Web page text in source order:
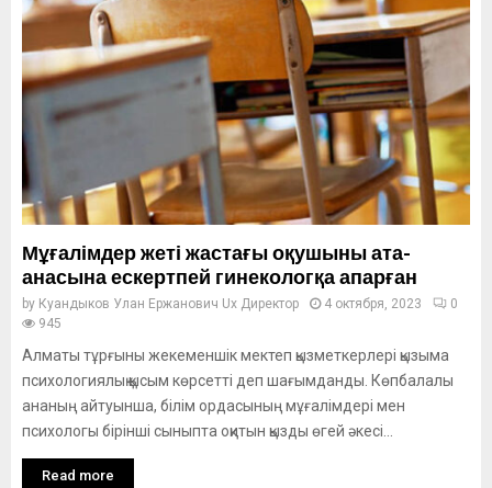
Мұғалімдер жеті жастағы оқушыны ата-
анасына ескертпей гинекологқа апарған
by Куандыков Улан Ержанович Ux Директор 4 октября, 2023
0
945
Алматы тұрғыны жекеменшік мектеп қызметкерлері қызыма
психологиялық қысым көрсетті деп шағымданды. Көпбалалы
ананың айтуынша, білім ордасының мұғалімдері мен
психологы бірінші сыныпта оқитын қызды өгей әкесі...
Read more